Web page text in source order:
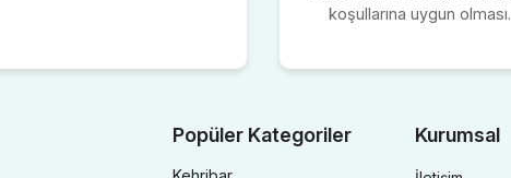
koşullarına uygun olması.
Popüler Kategoriler Kurumsal